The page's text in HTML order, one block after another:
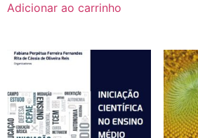
Adicionar ao carrinho